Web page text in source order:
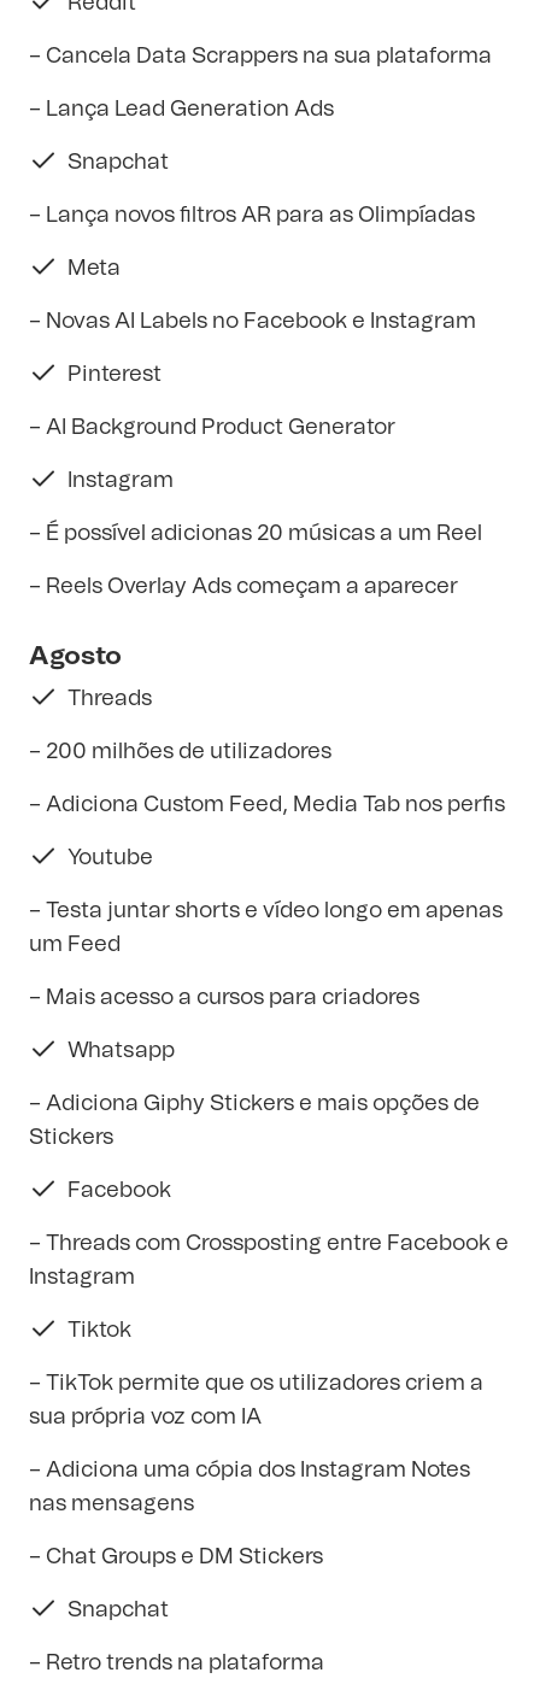
– Cancela Data Scrappers na sua plataforma
– Lança Lead Generation Ads
Snapchat
– Lança novos filtros AR para as Olimpíadas
Meta
– Novas AI Labels no Facebook e Instagram
Pinterest
– AI Background Product Generator
Instagram
– É possível adicionas 20 músicas a um Reel
– Reels Overlay Ads começam a aparecer
Agosto
Threads
– 200 milhões de utilizadores
– Adiciona Custom Feed, Media Tab nos perfis
Youtube
– Testa juntar shorts e vídeo longo em apenas
um Feed
– Mais acesso a cursos para criadores
Whatsapp
– Adiciona Giphy Stickers e mais opções de
Stickers
Facebook
– Threads com Crossposting entre Facebook e
Instagram
Tiktok
– TikTok permite que os utilizadores criem a
sua própria voz com IA
– Adiciona uma cópia dos Instagram Notes
nas mensagens
– Chat Groups e DM Stickers
Snapchat
– Retro trends na plataforma